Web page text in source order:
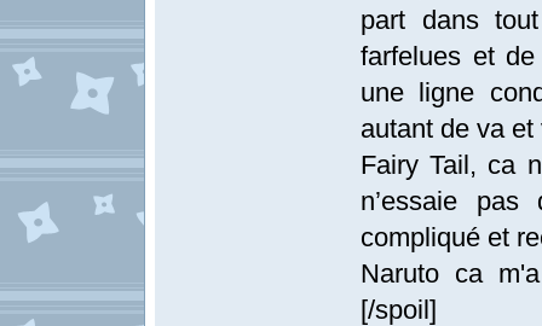
part dans
farfelues et
une ligne
autant de va
Fairy Tail, ca
n’essaie
compliqué et
Naruto ca
[/spoil]